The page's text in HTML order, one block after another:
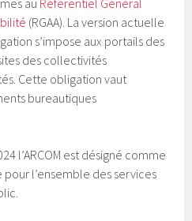
(RGAA). La version actuelle
s’impose aux portails des
des collectivités
Cette obligation vaut
bureautiques
l’ARCOM est désigné comme
l’ensemble des services